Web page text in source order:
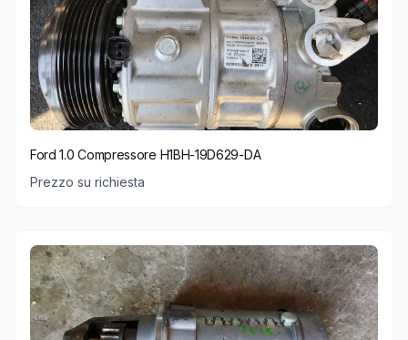
Ford 1.0 Compressore H1BH-19D629-DA
Prezzo su richiesta